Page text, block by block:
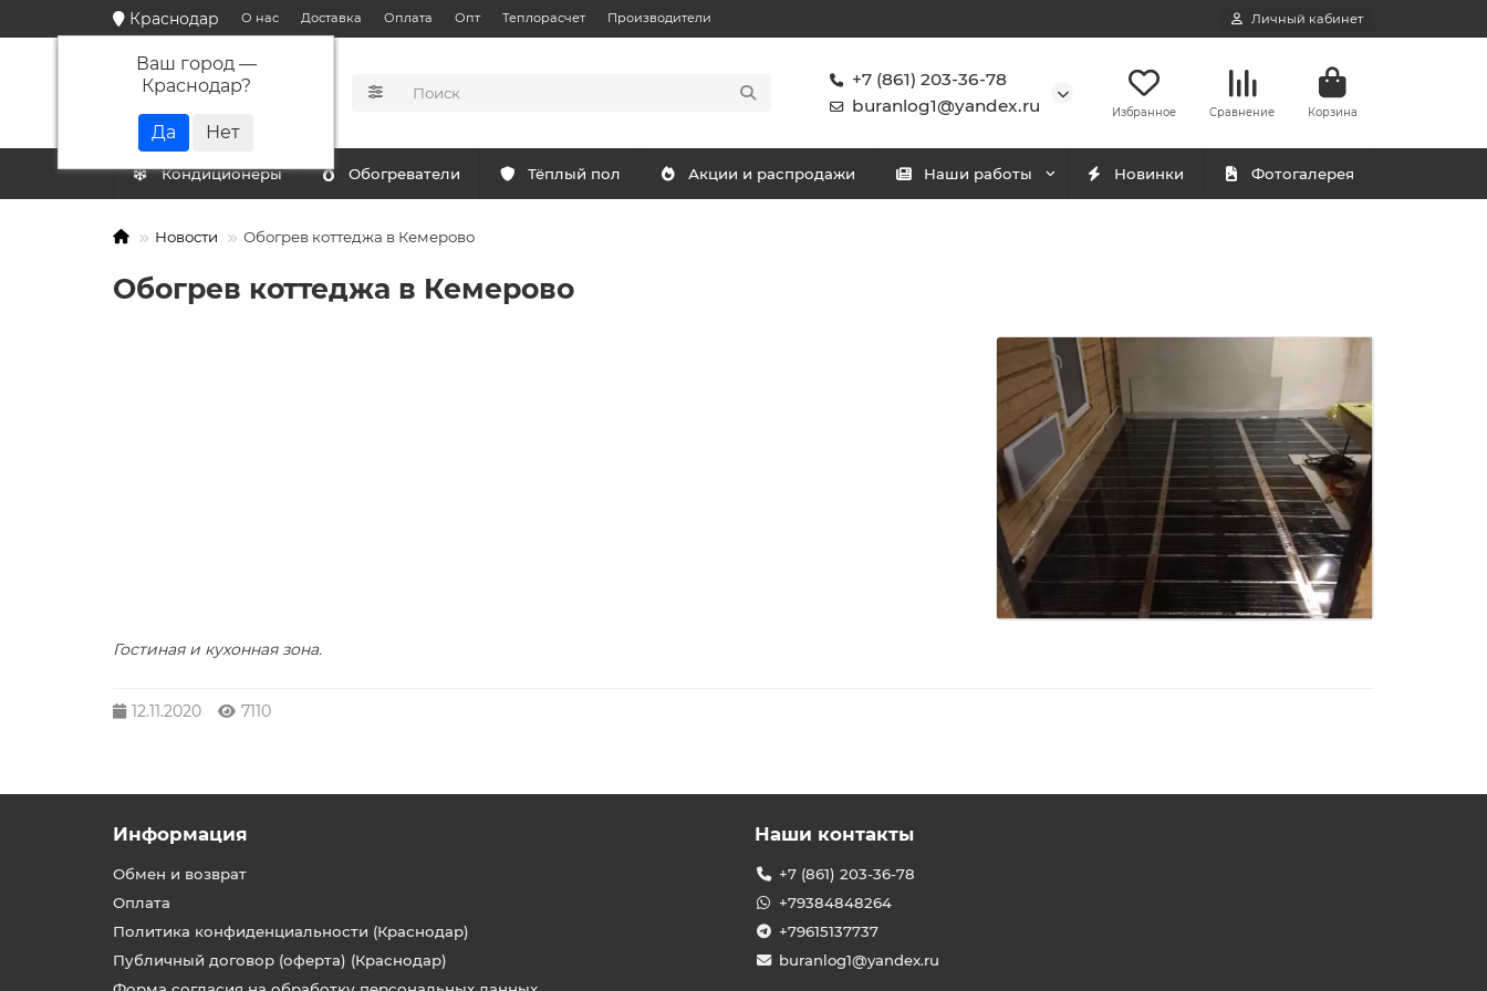
Краснодар
Ваш город —
Краснодар?
О нас Доставка Оплата Опт Теплорасчет Производители Личный кабинет
КАТАЛОГ
+7 (861) 203-36-78
buranlog1@yandex.ru
Избранное Сравнение Корзина
Кондиционеры Обогреватели Тёплый пол Акции и распродажи Наши работы Новинки Фотогалерея
Новости Обогрев коттеджа в Кемерово
Обогрев коттеджа в Кемерово
Гостиная и кухонная зона.
12.11.2020 7110
Информация
Обмен и возврат
Оплата
Политика конфиденциальности (Краснодар)
Публичный договор (оферта) (Краснодар)
Наши контакты
+7 (861) 203-36-78
+79384848264
+79615137737
buranlog1@yandex.ru